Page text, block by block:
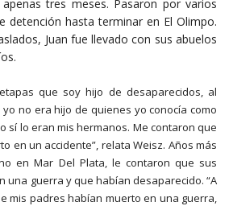
tres meses. Pasaron por varios
detención hasta terminar en El Olimpo.
Juan fue llevado con sus abuelos
que soy hijo de desaparecidos, al
no era hijo de quienes yo conocía como
sí lo eran mis hermanos. Me contaron que
en un accidente”, relata Weisz. Años más
en Mar Del Plata, le contaron que sus
una guerra y que habían desaparecido. “A
mis padres habían muerto en una guerra,